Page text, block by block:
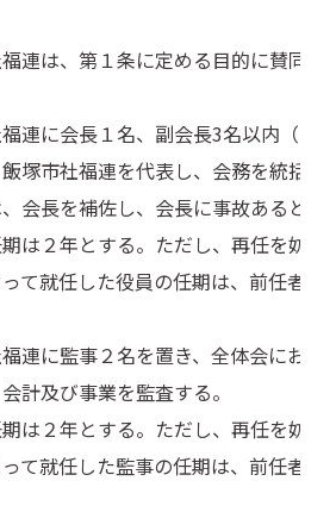
連は、第１条に定める目的に賛同
連に会長１名、副会長3名以内（以
塚市社福連を代表し、会務を統括す
会長を補佐し、会長に事故あると
は２年とする。ただし、再任を妨げ
て就任した役員の任期は、前任者の
連に監事２名を置き、全体会におい
計及び事業を監査する。
は２年とする。ただし、再任を妨げ
て就任した監事の任期は、前任者の